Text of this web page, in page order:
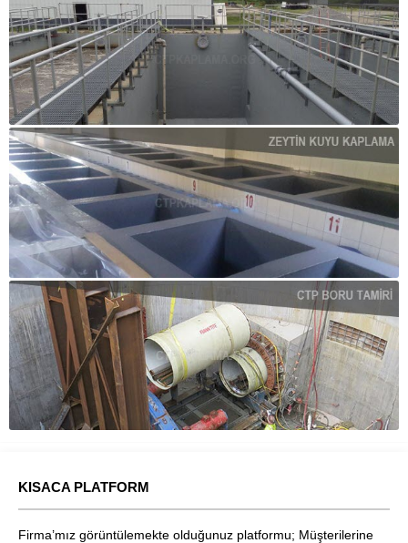
KISACA PLATFORM
Firma’mız görüntülemekte olduğunuz platformu; Müşterilerine